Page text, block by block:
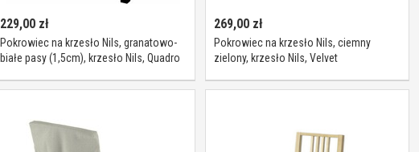
229,00zł
Pokrowiec na krzesło Nils, granatowo-
białe pasy (1,5cm), krzesło Nils, Quadro
269,00 zł
Pokrowiec na krzesło Nils, ciemny
zielony, krzesło Nils, Velvet